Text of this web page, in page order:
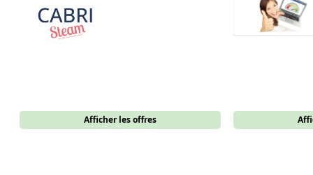
Afficher les offres